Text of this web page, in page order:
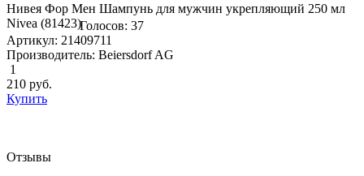
Нивея Фор Мен Шампунь для мужчин укрепляющий 250 мл
Nivea (81423)Голосов: 37
Артикул: 21409711
Производитель: Beiersdorf AG
1
210 руб.
Купить
Отзывы